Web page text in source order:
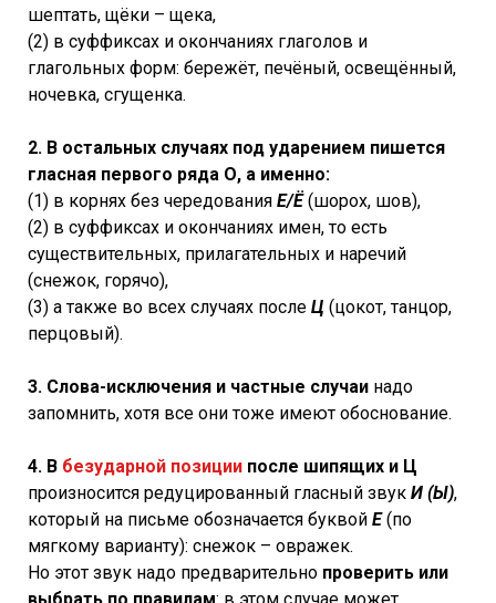
шептать, щёки – щека,
(2) в суффиксах и окончаниях глаголов и
глагольных форм: бережёт, печёный, освещённый,
ночевка, сгущенка.
2. В остальных случаях под ударением пишется
гласная первого ряда О, а именно:
(1) в корнях без чередования Е/Ё(шорох, шов),
(2) в суффиксах и окончаниях имен, то есть
существительных, прилагательных и наречий
(снежок, горячо),
(3) а также во всех случаях после Ц (цокот, танцор,
перцовый).
3. Слова-исключения и частные случаи надо
запомнить, хотя все они тоже имеют обоснование.
4. В безударной позиции после шипящих и Ц
произносится редуцированный гласный звук И (Ы),
который на письме обозначается буквой Е(по
мягкому варианту): снежок – овражек.
Но этот звук надо предварительно проверить или
выбрать по правилам: в этом случае может